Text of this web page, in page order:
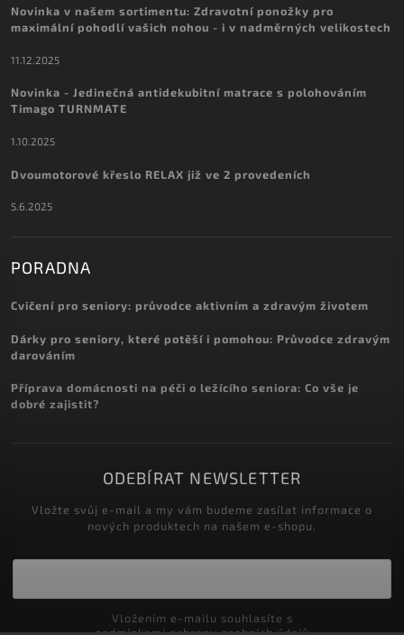
Novinka v našem sortimentu: Zdravotní ponožky pro
maximální pohodlí vašich nohou - i v nadměrných velikostech
11.12.2025
Novinka - Jedinečná antidekubitní matrace s polohováním
Timago TURNMATE
1.10.2025
Dvoumotorové křeslo RELAX již ve 2 provedeních
5.6.2025
PORADNA
Cvičení pro seniory: průvodce aktivním a zdravým životem
Dárky pro seniory, které potěší i pomohou: Průvodce zdravým
darováním
Příprava domácnosti na péči o ležícího seniora: Co vše je
dobré zajistit?
ODEBÍRAT NEWSLETTER
Vložte svůj e-mail a my vám budeme zasílat informace o
nových produktech na našem e-shopu.